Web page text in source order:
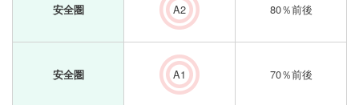
安全圏 A2 80％前後
安全圏 A1 70％前後